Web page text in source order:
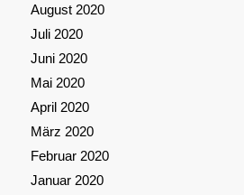
August 2020
Juli 2020
Juni 2020
Mai 2020
April 2020
März 2020
Februar 2020
Januar 2020